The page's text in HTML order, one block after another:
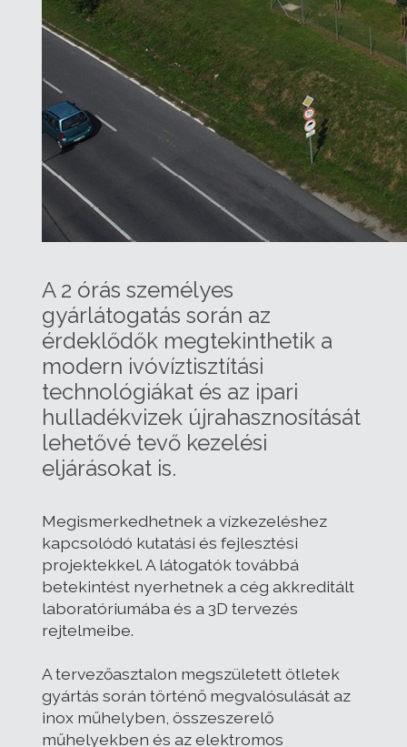
A 2 órás személyes
gyárlátogatás során az
érdeklődők megtekinthetik a
modern ivóvíztisztítási
technológiákat és az ipari
hulladékvizek újrahasznosítását
lehetővé tevő kezelési
eljárásokat is.
Megismerkedhetnek a vízkezeléshez
kapcsolódó kutatási és fejlesztési
projektekkel. A látogatók továbbá
betekintést nyerhetnek a cég akkreditált
laboratóriumába és a 3D tervezés
rejtelmeibe.
A tervezőasztalon megszületett ötletek
gyártás során történő megvalósulását az
inox műhelyben, összeszerelő
műhelyekben és az elektromos